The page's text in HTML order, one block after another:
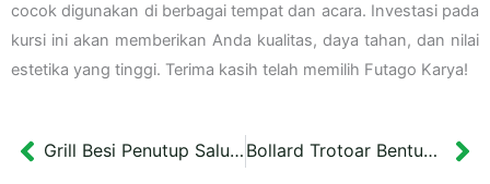
cocok digunakan di berbagai tempat dan acara. Investasi pada
kursi ini akan memberikan Anda kualitas, daya tahan, dan nilai
estetika yang tinggi. Terima kasih telah memilih Futago Karya!
Prev Grill Besi Penutup Saluran Drainase 60×60 cm Gunung Kidul Bollard Trotoar Bentuk L Keraton Surakarta 130 cm